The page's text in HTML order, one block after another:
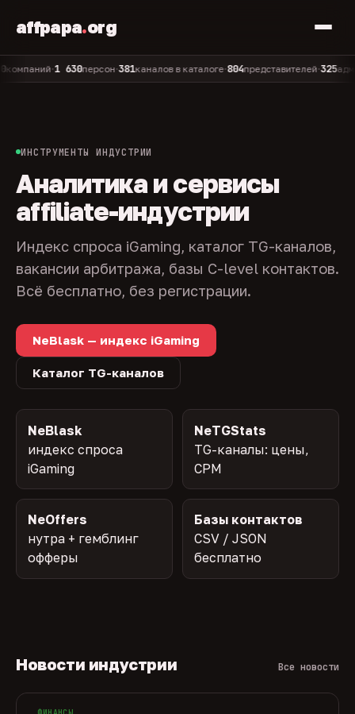
affpapa.org
•1 630персон•381каналов в каталоге•804представителей•325админов
ИНСТРУМЕНТЫ ИНДУСТРИИ
Аналитика и сервисы
affiliate-индустрии
Индекс спроса iGaming, каталог TG-каналов,
вакансии арбитража, базы C-level контактов.
Всё бесплатно, без регистрации.
NeBlask — индекс iGaming
Каталог TG-каналов
NeBlask
индекс спроса
iGaming
NeTGStats
TG-каналы: цены,
CPM
NeOffers
нутра + гемблинг
офферы
Базы контактов
CSV / JSON
бесплатно
Новости индустрии Все новости